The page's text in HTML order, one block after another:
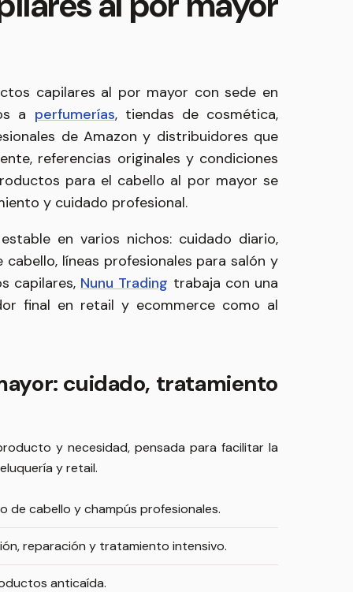
capilares al por mayor con sede en
a perfumerías, tiendas de cosmética,
de Amazon y distribuidores que
referencias originales y condiciones
para el cabello al por mayor se
y cuidado profesional.
en varios nichos: cuidado diario,
líneas profesionales para salón y
capilares, Nunu Trading trabaja con una
final en retail y ecommerce como al
cuidado, tratamiento
y necesidad, pensada para facilitar la
y retail.
cabello y champús profesionales.
reparación y tratamiento intensivo.
anticaída.